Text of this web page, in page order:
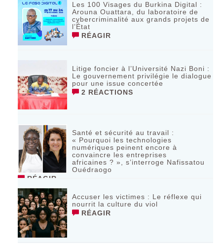
Les 100 Visages du Burkina Digital :
Arouna Ouattara, du laboratoire de
cybercriminalité aux grands projets de
l’État
RÉAGIR
Litige foncier à l’Université Nazi Boni :
Le gouvernement privilégie le dialogue
pour une issue concertée
2 RÉACTIONS
Santé et sécurité au travail :
« Pourquoi les technologies
numériques peinent encore à
convaincre les entreprises
africaines ? », s’interroge Nafissatou
Ouédraogo
RÉAGIR
Accuser les victimes : Le réflexe qui
nourrit la culture du viol
RÉAGIR